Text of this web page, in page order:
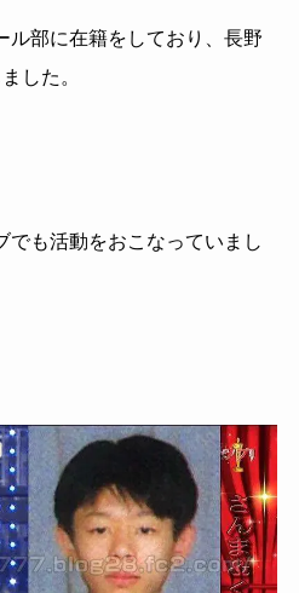
ル部に在籍をしており、長野
した。
でも活動をおこなっていまし